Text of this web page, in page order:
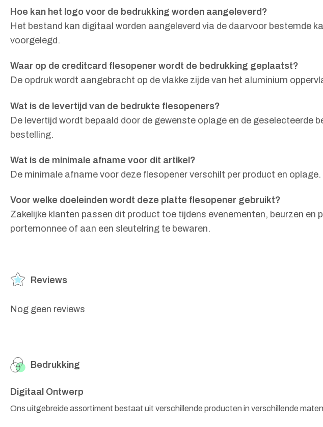
Hoe kan het logo voor de bedrukking worden aangeleverd?
Het bestand kan digitaal worden aangeleverd via de daarvoor bestemde
voorgelegd.
Waar op de creditcard flesopener wordt de bedrukking geplaatst?
De opdruk wordt aangebracht op de vlakke zijde van het aluminium
Wat is de levertijd van de bedrukte flesopeners?
De levertijd wordt bepaald door de gewenste oplage en de
bestelling.
Wat is de minimale afname voor dit artikel?
De minimale afname voor deze flesopener verschilt per product en
Voor welke doeleinden wordt deze platte flesopener gebruikt?
Zakelijke klanten passen dit product toe tijdens evenementen, beurzen
portemonnee of aan een sleutelring te bewaren.
Reviews
Nog geen reviews
Bedrukking
Digitaal Ontwerp
Ons uitgebreide assortiment bestaat uit verschillende producten in verschillende